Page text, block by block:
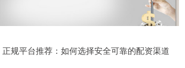
规平台推荐：如何选择安全可靠的配资渠道